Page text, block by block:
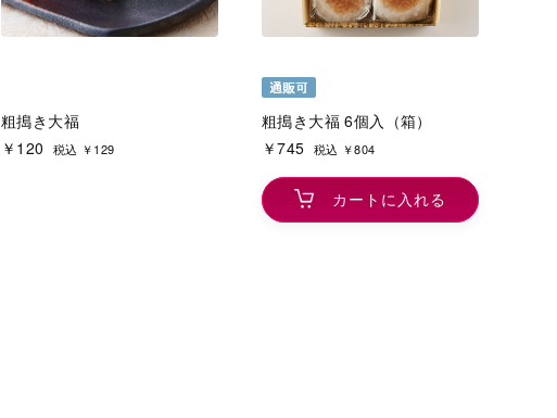
粗搗き大福
￥120
税込 ￥129
粗搗き大福 6個入（箱）
￥745 税込 ￥804
カートに入れる